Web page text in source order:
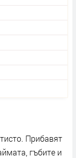
Прибавят
гъбите и